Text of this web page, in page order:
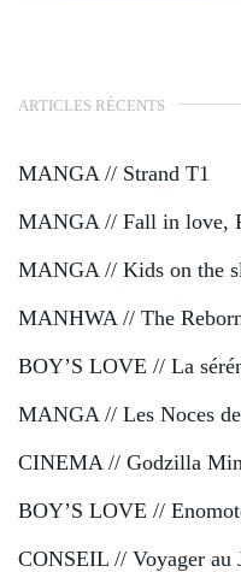
ARTICLES RÉCENTS
MANGA // Strand T1
MANGA // Fall in love,
MANGA // Kids on the
MANHWA // The
BOY’S LOVE // La
MANGA // Les Noces
CINEMA // Godzilla
BOY’S LOVE //
CONSEIL // Voyager au